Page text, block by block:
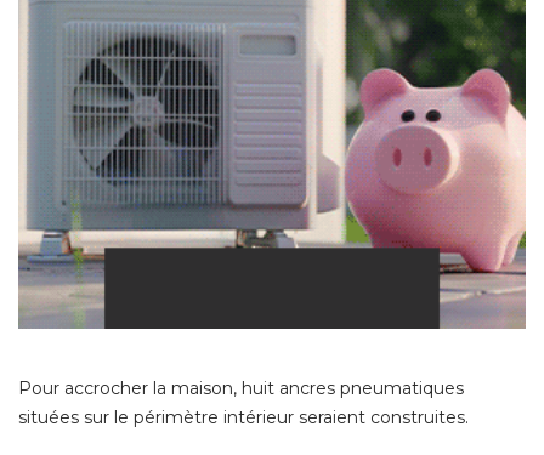
Pour accrocher la maison, huit ancres pneumatiques
situées sur le périmètre intérieur seraient construites.